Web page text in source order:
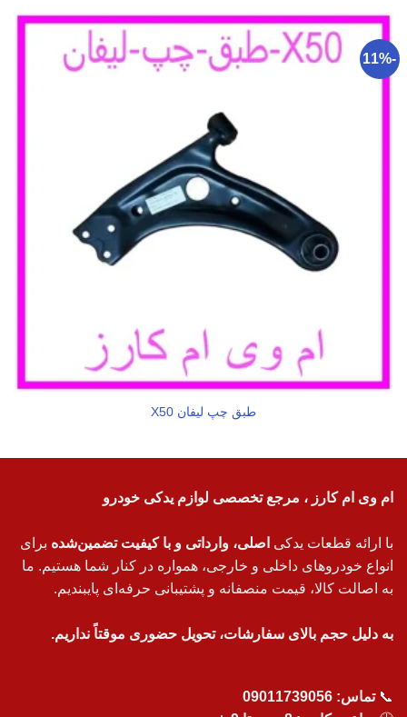
-11%
طبق چپ لیفان X50
ام وی ام کارز ، مرجع تخصصی لوازم یدکی خودرو
با ارائه قطعات یدکی اصلی، وارداتی و با کیفیت تضمین‌شده برای
انواع خودروهای داخلی و خارجی، همواره در کنار شما هستیم. ما
به اصالت کالا، قیمت منصفانه و پشتیبانی حرفه‌ای پایبندیم.
به دلیل حجم بالای سفارشات، تحویل حضوری موقتاً نداریم.
📞تماس: 09011739056